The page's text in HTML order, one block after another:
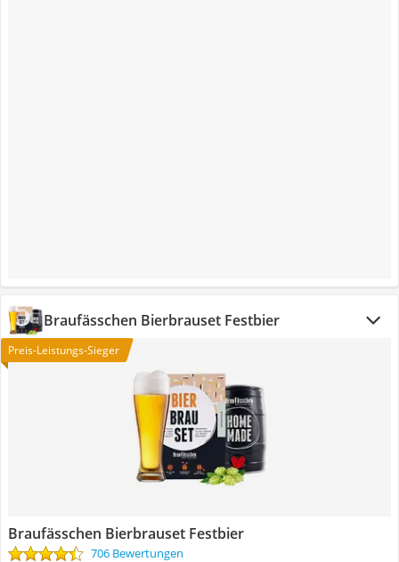
Braufässchen Bierbrauset Festbier
Preis-Leistungs-Sieger
Braufässchen Bierbrauset Festbier
706 Bewertungen